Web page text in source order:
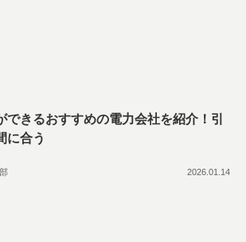
できるおすすめの電力会社を紹介！引
に合う
2026.01.14